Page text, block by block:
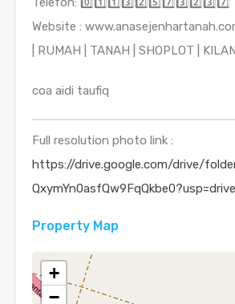
Website :
| RUMAH | TANAH | SHOPLOT |
coa aidi taufiq
Full resolution photo link :
https://drive.google.com/drive/
Property Map
+
−